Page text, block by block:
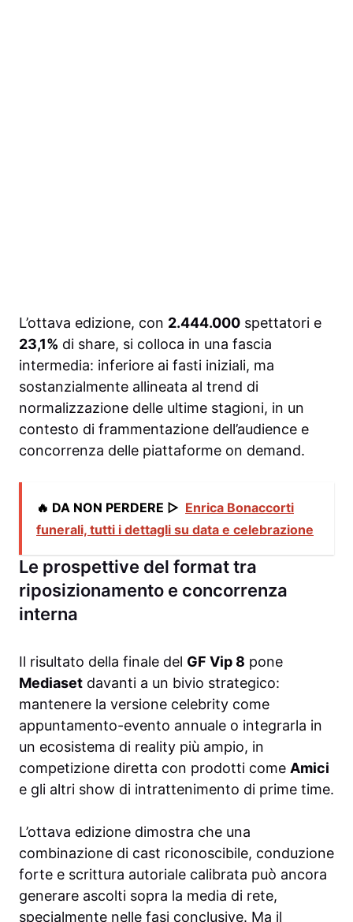
L’ottava edizione, con 2.444.000 spettatori e
23,1% di share, si colloca in una fascia
intermedia: inferiore ai fasti iniziali, ma
sostanzialmente allineata al trend di
normalizzazione delle ultime stagioni, in un
contesto di frammentazione dell’audience e
concorrenza delle piattaforme on demand.
🔥 DA NON PERDERE ▷ Enrica Bonaccorti
funerali, tutti i dettagli su data e celebrazione
Le prospettive del format tra
riposizionamento e concorrenza
interna
Il risultato della finale del GF Vip 8 pone
Mediaset davanti a un bivio strategico:
mantenere la versione celebrity come
appuntamento-evento annuale o integrarla in
un ecosistema di reality più ampio, in
competizione diretta con prodotti come Amici
e gli altri show di intrattenimento di prime time.
L’ottava edizione dimostra che una
combinazione di cast riconoscibile, conduzione
forte e scrittura autoriale calibrata può ancora
generare ascolti sopra la media di rete,
specialmente nelle fasi conclusive. Ma il